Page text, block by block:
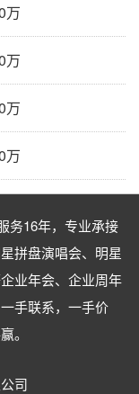
万
万
万
万
务16年，专业承接
拼盘演唱会、明星
业年会、企业周年
手联系，一手价
。
司